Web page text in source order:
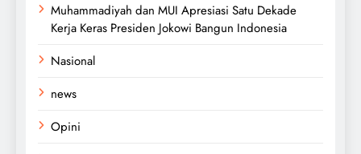
Muhammadiyah dan MUI Apresiasi Satu Dekade
Kerja Keras Presiden Jokowi Bangun Indonesia
Nasional
news
Opini